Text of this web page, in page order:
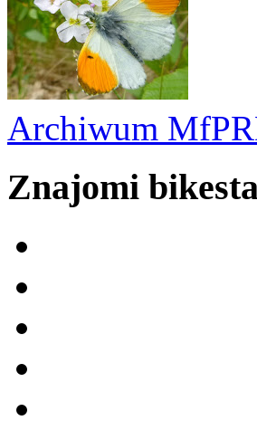
Archiwum
Znajomi